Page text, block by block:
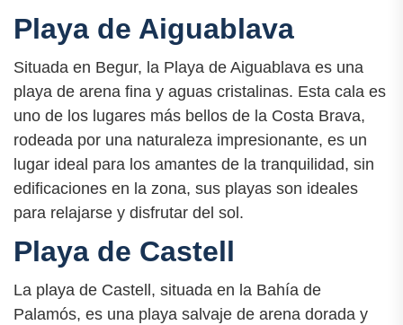
Playa de Aiguablava
Situada en Begur, la Playa de Aiguablava es una
playa de arena fina y aguas cristalinas. Esta cala es
uno de los lugares más bellos de la Costa Brava,
rodeada por una naturaleza impresionante, es un
lugar ideal para los amantes de la tranquilidad, sin
edificaciones en la zona, sus playas son ideales
para relajarse y disfrutar del sol.
Playa de Castell
La playa de Castell, situada en la Bahía de
Palamós, es una playa salvaje de arena dorada y